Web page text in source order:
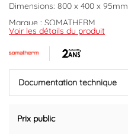
Dimensions: 800 x 400 x 95mm
Marque : SOMATHERM
Code EAN : 3540730000453
Voir les détails du produit
Documentation technique
Prix public